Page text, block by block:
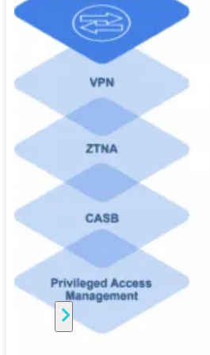
Virtual
Machine
Subscription
FortiGate-
VMS01
FortiGate-
VMS02
FortiGate-
VMS04
FortiGate-
VMS08FortiGate-
VMS16
FortiGate-
VMS32
FortiGate-
VMS
Unlimited
Switch